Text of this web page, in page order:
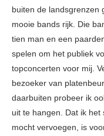
buiten de landsgrenzen
mooie bands rijk. Die
tien man en een
spelen om het publiek
topconcerten voor mij.
bezoeker van
daarbuiten probeer ik
uit te hangen. Dat ik het
mocht vervoegen, is